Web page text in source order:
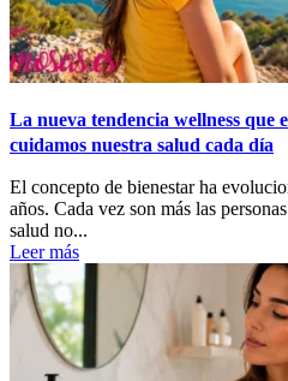
La nueva tendencia wellness que
cuidamos nuestra salud cada día
El concepto de bienestar ha
años. Cada vez son más las
salud no...
Leer más